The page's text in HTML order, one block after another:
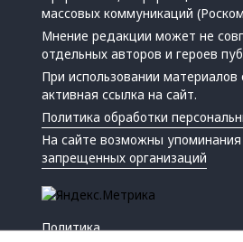
массовых коммуникаций
Мнение редакции может не
отдельных авторов и героев
При использовании материалов
активная ссылка на сайт.
Политика обработки
На сайте возможны
запрещенных организаций
Политика